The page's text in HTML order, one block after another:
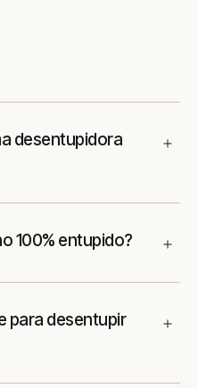
desentupidora
100% entupido?
para desentupir